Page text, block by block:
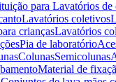
para Lavatórios de
Lavatórios coletivos
criançasLavatórios
Pia de laboratório
ColunasSemicolunas
Material de